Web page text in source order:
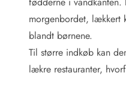
Esmark KidsVIP
LEGOLAND® rabat
Ferie med børn
Ferie med hund
Ferie ved stranden
morgenbordet, lækkert
blandt børnene.
Til større indkøb kan
lækre restauranter,